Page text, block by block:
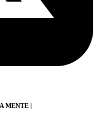
MENTE |